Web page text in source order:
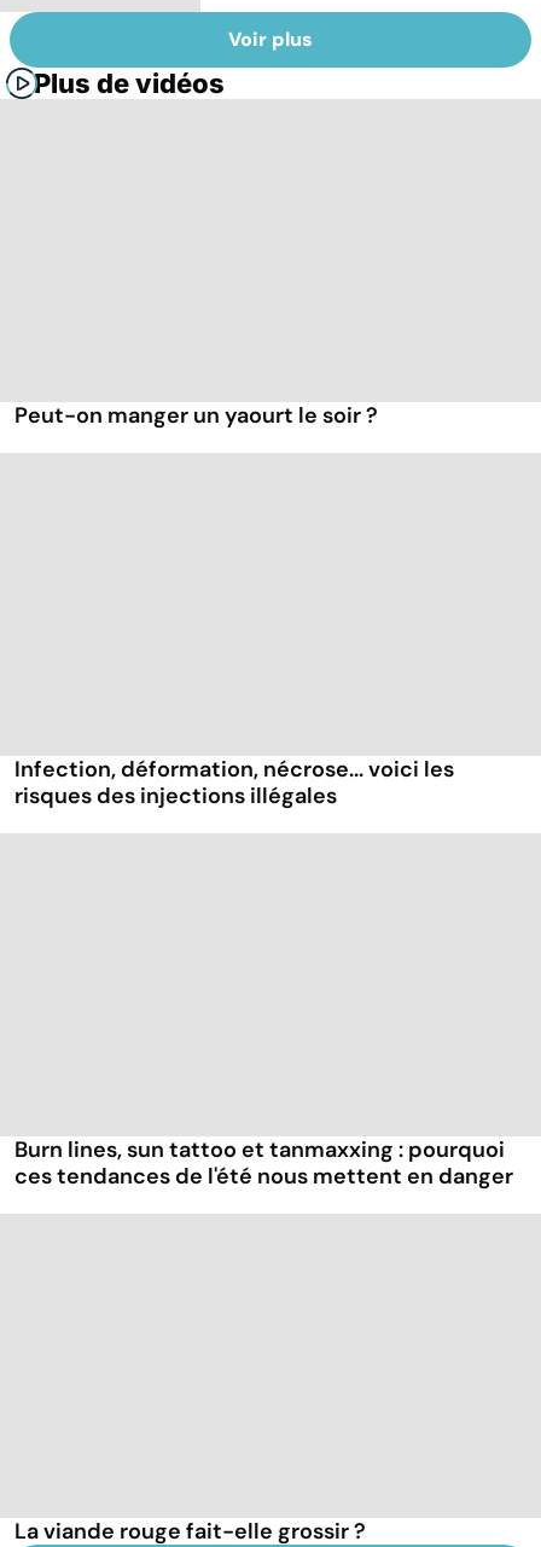
Voir plus
Plus de vidéos
Peut-on manger un yaourt le soir ?
Infection, déformation, nécrose... voici les
risques des injections illégales
Burn lines, sun tattoo et tanmaxxing : pourquoi
ces tendances de l'été nous mettent en danger
La viande rouge fait-elle grossir ?